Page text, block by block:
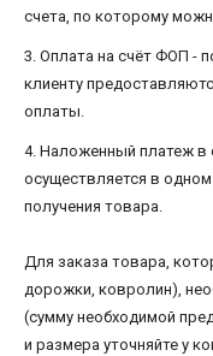
счета, по которому
3. Оплата на счёт ФОП -
клиенту
оплаты.
4. Наложенный платеж в
осуществляется в
получения товара.
Для заказа товара,
дорожки, ковролин),
(сумму необходимой
и размера уточняйте у